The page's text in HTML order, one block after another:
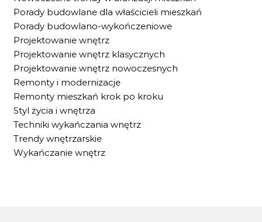
Porady budowlane dla właścicieli mieszkań
Porady budowlano-wykończeniowe
Projektowanie wnętrz
Projektowanie wnętrz klasycznych
Projektowanie wnętrz nowoczesnych
Remonty i modernizacje
Remonty mieszkań krok po kroku
Styl życia i wnętrza
Techniki wykańczania wnętrz
Trendy wnętrzarskie
Wykańczanie wnętrz